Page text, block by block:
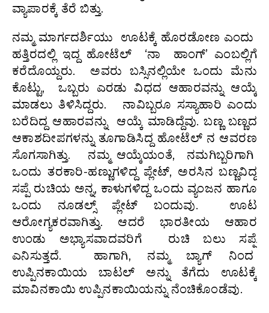
ವ್ಯಾಪಾರಕ್ಕೆ ತೆರೆ ಬಿತ್ತು.
ನಮ್ಮ ಮಾರ್ಗದರ್ಶಿಯು ಊಟಕ್ಕೆ ಹೊರಡೋಣ ಎಂದು
ಹತ್ತಿರದಲ್ಲಿ ಇದ್ದ ಹೋಟೆಲ್ ‘ನಾ ಹಾಂಗ್’ ಎಂಬಲ್ಲಿಗೆ
ಕರೆದೊಯ್ದರು. ಅವರು ಬಸ್ಸಿನಲ್ಲಿಯೇ ಒಂದು ಮೆನು
ಕೊಟ್ಟು, ಒಬ್ಬರು ಎರಡು ವಿಧದ ಆಹಾರವನ್ನು ಆಯ್ಕೆ
ಮಾಡಲು ತಿಳಿಸಿದ್ದರು. ನಾವಿಬ್ಬರೂ ಸಸ್ಯಾಹಾರಿ ಎಂದು
ಬರೆದಿದ್ದ ಆಹಾರವನ್ನು ಆಯ್ಕೆ ಮಾಡಿದ್ದೆವು. ಬಣ್ಣ ಬಣ್ಣದ
ಆಕಾಶದೀಪಗಳನ್ನು ತೂಗಾಡಿಸಿದ್ದ ಹೋಟೆಲ್ ನ ಆವರಣ
ಸೊಗಸಾಗಿತ್ತು. ನಮ್ಮ ಆಯ್ಕೆಯಂತೆ, ನಮಗಿಬ್ಬರಿಗಾಗಿ
ಒಂದು ತರಕಾರಿ-ಹಣ್ಣುಗಳಿದ್ದ ಪ್ಲೇಟ್, ಅರಸಿನ ಬಣ್ಣವಿದ್ದ
ಸಪ್ಪೆ ರುಚಿಯ ಅನ್ನ, ಕಾಳುಗಳಿದ್ದ ಒಂದು ವ್ಯಂಜನ ಹಾಗೂ
ಒಂದು ನೂಡಲ್ಸ್ ಪ್ಲೇಟ್ ಬಂದುವು. ಊಟ
ಆರೋಗ್ಯಕರವಾಗಿತ್ತು. ಆದರೆ ಭಾರತೀಯ ಆಹಾರ
ಉಂಡು ಅಭ್ಯಾಸವಾದವರಿಗೆ ರುಚಿ ಬಲು ಸಪ್ಪೆ
ಎನಿಸುತ್ತದೆ. ಹಾಗಾಗಿ, ನಮ್ಮ ಬ್ಯಾಗ್ ನಿಂದ
ಉಪ್ಪಿನಕಾಯಿಯ ಬಾಟಲ್ ಅನ್ನು ತೆಗೆದು ಊಟಕ್ಕೆ
ಮಾವಿನಕಾಯಿ ಉಪ್ಪಿನಕಾಯಿಯನ್ನು ನೆಂಚಿಕೊಂಡೆವು.